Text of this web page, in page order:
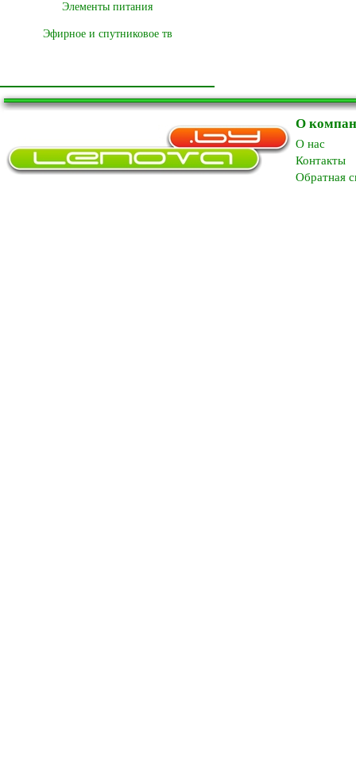
Элементы питания
Эфирное и спутниковое тв
О
O нас
Контакты
Обратная